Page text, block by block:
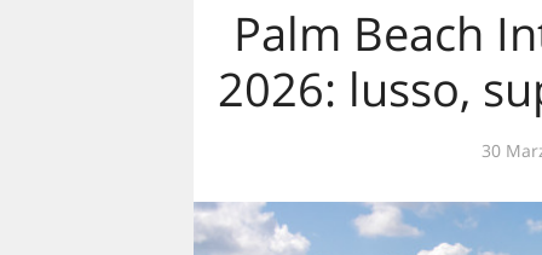
Palm Beach
2026: lusso,
30